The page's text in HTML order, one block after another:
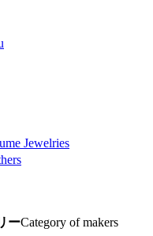
Jewelries
ーCategory of makers